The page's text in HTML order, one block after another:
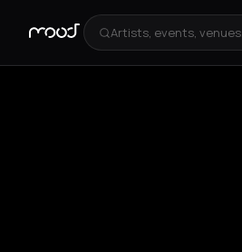
Artists, events, venues...